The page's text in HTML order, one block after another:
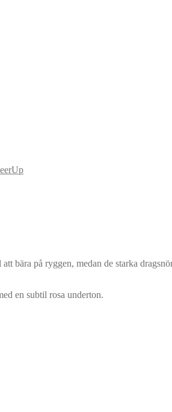
bära på ryggen, medan de starka
en subtil rosa underton.